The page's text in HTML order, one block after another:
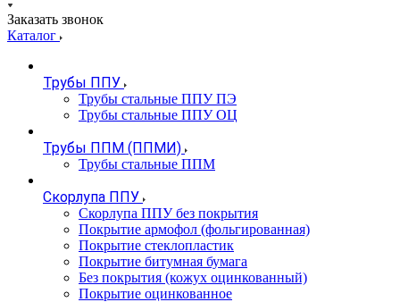
Заказать звонок
Каталог
Трубы ППУ
Трубы стальные ППУ ПЭ
Трубы стальные ППУ ОЦ
Трубы ППМ (ППМИ)
Трубы стальные ППМ
Скорлупа ППУ
Скорлупа ППУ без покрытия
Покрытие армофол (фольгированная)
Покрытие стеклопластик
Покрытие битумная бумага
Без покрытия (кожух оцинкованный)
Покрытие оцинкованное